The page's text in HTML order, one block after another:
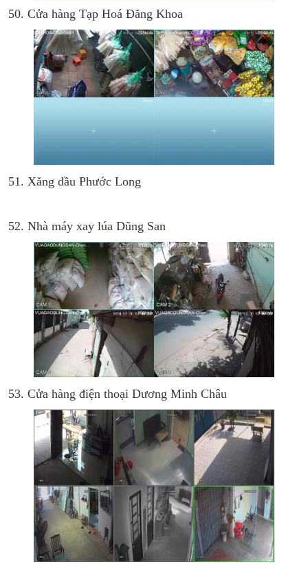
50. Cửa hàng Tạp Hoá Đăng Khoa
51. Xăng dầu Phước Long
52. Nhà máy xay lúa Dũng San
53. Cửa hàng điện thoại Dương Minh Châu